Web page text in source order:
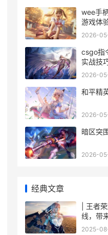
wee手
游戏体
2026-
csgo指
实战技
2026-
和平精
2026-
暗区突
2026-
经典文章
| 王者
线，带
外观
2025-